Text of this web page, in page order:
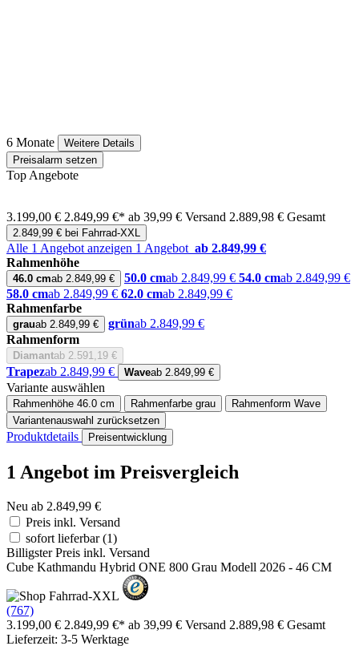
6 Monate
Weitere Details
Preisalarm setzen
Top Angebote
3.199,00 € 2.849,99 €* ab 39,99 € Versand 2.889,98 € Gesamt
2.849,99 € bei Fahrrad-XXL
Alle 1 Angebot anzeigen 1 Angebot ab 2.849,99 €
Rahmenhöhe
46.0 cmab 2.849,99 € 50.0 cmab 2.849,99 € 54.0 cmab 2.849,99 €
58.0 cmab 2.849,99 € 62.0 cmab 2.849,99 €
Rahmenfarbe
grauab 2.849,99 € grünab 2.849,99 €
Rahmenform
Diamantab 2.591,19 €
Trapezab 2.849,99 € Waveab 2.849,99 €
Variante auswählen
Rahmenhöhe 46.0 cm Rahmenfarbe grau Rahmenform Wave
Variantenauswahl zurücksetzen
Produktdetails Preisentwicklung
1 Angebot im Preisvergleich
Neu ab 2.849,99 €
Preis inkl. Versand
sofort lieferbar(1)
Billigster Preis inkl. Versand
Cube Kathmandu Hybrid ONE 800 Grau Modell 2026 - 46 CM
(767)
3.199,00 € 2.849,99 €* ab 39,99 € Versand 2.889,98 € Gesamt
Lieferzeit: 3-5 Werktage